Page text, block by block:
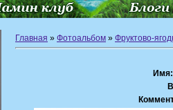
Главная » Фотоальбом » Фруктово-
Имя: